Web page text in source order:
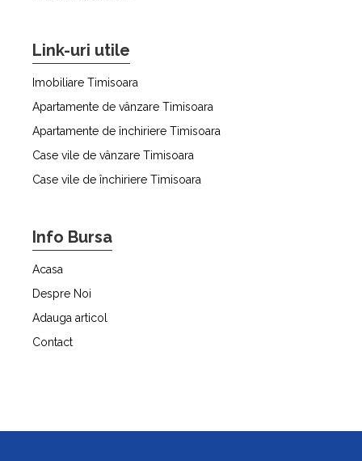
Link-uri utile
Imobiliare Timisoara
Apartamente de vânzare Timisoara
Apartamente de închiriere Timisoara
Case vile de vânzare Timisoara
Case vile de închiriere Timisoara
Info Bursa
Acasa
Despre Noi
Adauga articol
Contact